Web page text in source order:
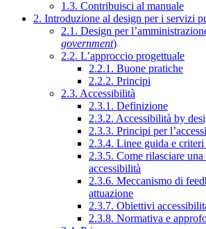
1.3. Contribuisci al manuale
2. Introduzione al design per i servizi
2.1. Design per
government)
2.2. L’approccio progettuale
2.2.1. Buone pratiche
2.2.2. Principi
2.3. Accessibilità
2.3.1. Definizione
2.3.2. Accessibilità by
2.3.3. Principi per
2.3.4. Linee guida e criteri
2.3.5. Come rilasciare
accessibilità
2.3.6. Meccanismo di
attuazione
2.3.7. Obiettivi
2.3.8. Normativa e